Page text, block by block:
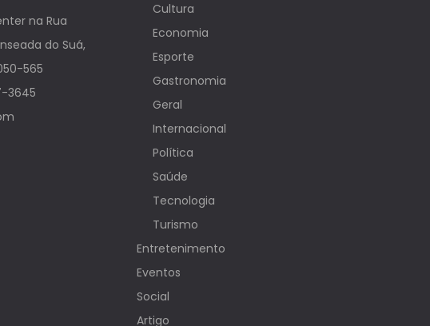
na Rua
do Suá,
565
3645
Cultura
Economia
Esporte
Gastronomia
Geral
Internacional
Política
Saúde
Tecnologia
Turismo
Entretenimento
Eventos
Social
Artigo